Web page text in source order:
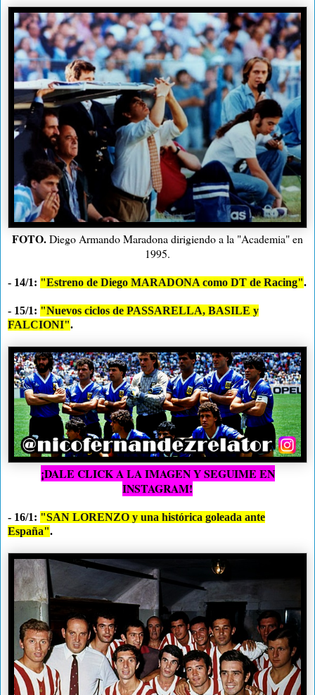
FOTO.Diego Armando Maradona dirigiendo a la "Academia" en
1995.
- 14/1: "Estreno de Diego MARADONA como DT de Racing".
- 15/1: "Nuevos ciclos de PASSARELLA, BASILE y
FALCIONI".
¡DALE CLICK A LA IMAGEN Y SEGUIME EN
INSTAGRAM!
- 16/1: "SAN LORENZO y una histórica goleada ante
España".